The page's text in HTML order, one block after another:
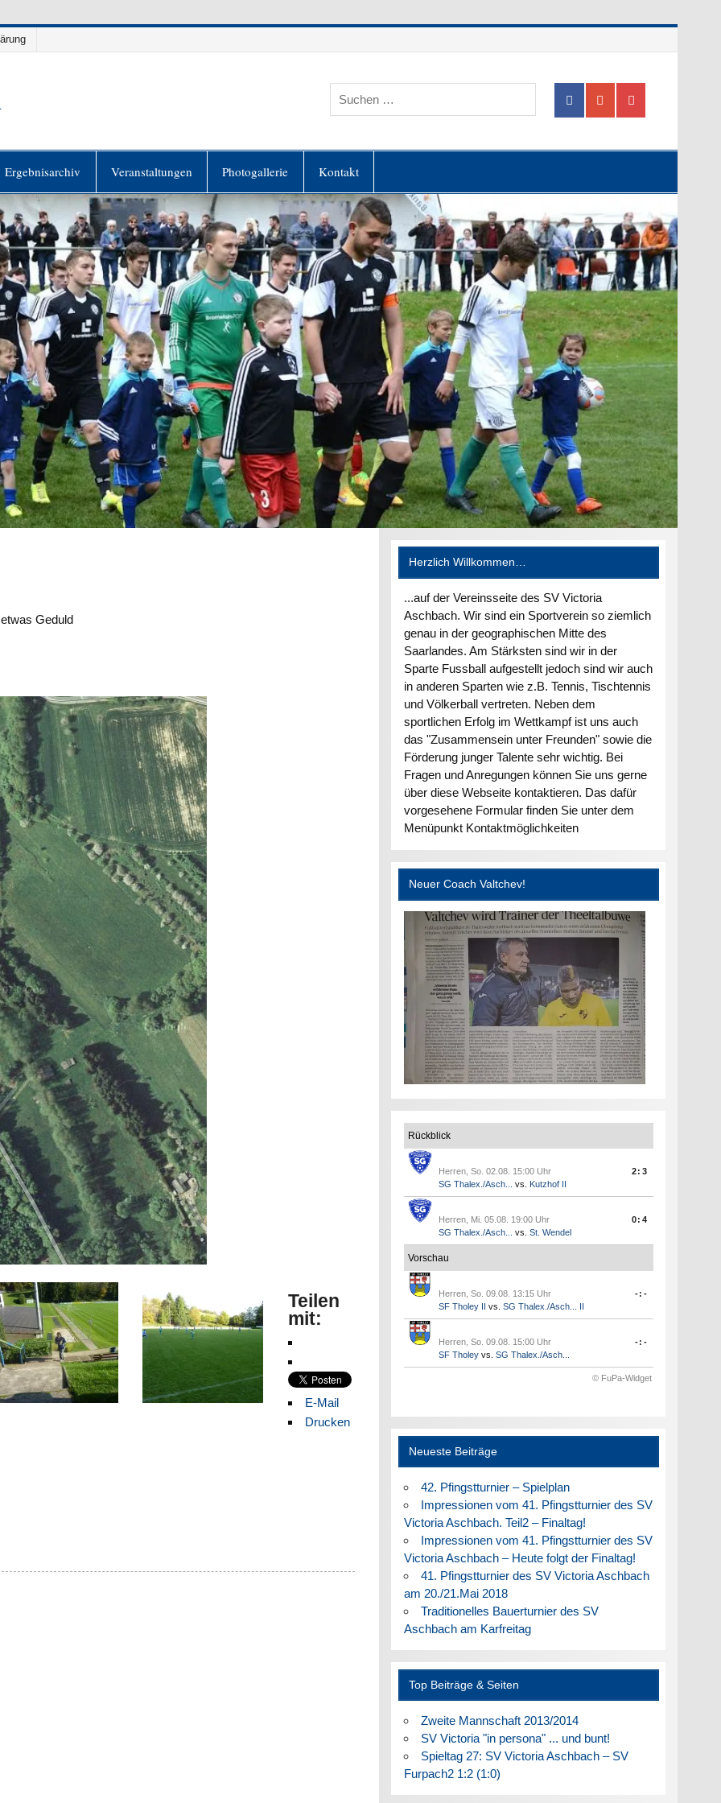
Ergebnisarchiv Veranstaltungen Photogallerie Kontakt
Geduld
Teilen
mit:
E-Mail
Drucken
Herzlich Willkommen…
...auf der Vereinsseite des SV Victoria
Aschbach. Wir sind ein Sportverein so ziemlich
genau in der geographischen Mitte des
Saarlandes. Am Stärksten sind wir in der
Sparte Fussball aufgestellt jedoch sind wir auch
in anderen Sparten wie z.B. Tennis, Tischtennis
und Völkerball vertreten. Neben dem
sportlichen Erfolg im Wettkampf ist uns auch
das "Zusammensein unter Freunden" sowie die
Förderung junger Talente sehr wichtig. Bei
Fragen und Anregungen können Sie uns gerne
über diese Webseite kontaktieren. Das dafür
vorgesehene Formular finden Sie unter dem
Menüpunkt Kontaktmöglichkeiten
Neuer Coach Valtchev!
Rückblick
Herren, So. 02.08. 15:00 Uhr
SG Thalex./Asch...
vs. Kutzhof II
2:3
Herren, Mi. 05.08. 19:00 Uhr
SG Thalex./Asch...
vs. St. Wendel
0:4
Vorschau
Herren, So. 09.08. 13:15 Uhr
SF Tholey II vs. SG Thalex./Asch... II
-:-
Herren, So. 09.08. 15:00 Uhr
SF Tholeyvs. SG Thalex./Asch...
-:-
© FuPa-Widget
Neueste Beiträge
42. Pfingstturnier – Spielplan
Impressionen vom 41. Pfingstturnier des SV
Victoria Aschbach. Teil2 – Finaltag!
Impressionen vom 41. Pfingstturnier des SV
Victoria Aschbach – Heute folgt der Finaltag!
41. Pfingstturnier des SV Victoria Aschbach
am 20./21.Mai 2018
Traditionelles Bauerturnier des SV
Aschbach am Karfreitag
Top Beiträge & Seiten
Zweite Mannschaft 2013/2014
SV Victoria "in persona" ... und bunt!
Spieltag 27: SV Victoria Aschbach – SV
Furpach2 1:2 (1:0)